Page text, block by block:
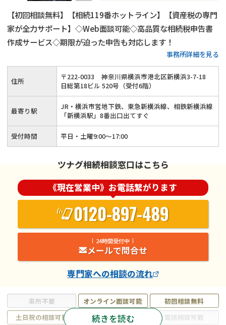
【初回相談無料】【相続119番ホットライン】【資産税の専門
家が全力サポート】◇Web面談可能◇高品質な相続税申告書
作成サービス◇期限が迫った申告も対応します！
事務所詳細を見る
来所不要 オンライン面談可能
初回相談無料
土日祝の相談可能
19時以降電話可能
電話相談可能
続きを読む
住所 〒222-0033
神奈川県横浜市港北区新横浜3-7-18
日総第18ビル 520号（受付6階）
最寄り駅
JR・横浜市営地下鉄、東急新横浜線、相鉄新横浜線
「新横浜駅」8番出口出てすぐ
受付時間 平日・土曜9:00～17:00
ツナグ相続相談窓口はこちら
《現在営業中》お電話繋がります
0120-897-489
24時間受付中
メールで問合せ
専門家への相談の流れ